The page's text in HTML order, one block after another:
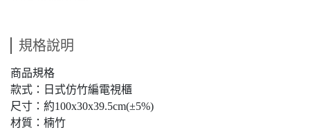
規格說明
商品規格
款式：日式仿竹編電視櫃
尺寸：約100x30x39.5cm(±5%)
材質：楠竹